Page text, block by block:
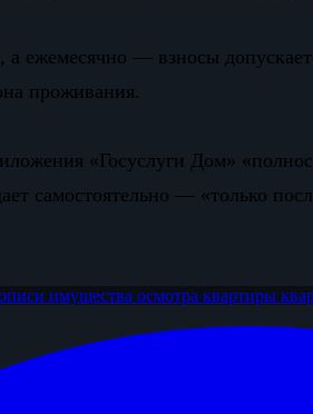
ежемесячно — взносы
проживания.
«Госуслуги Дом»
самостоятельно — «только
имущества осмотра квартиры